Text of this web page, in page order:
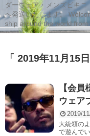
ダーウェア・メンズビキ
へ発送いたします。
ship around the world
「 2019年11月15
【会
ウェア
2019/
大統領の
で遊んで